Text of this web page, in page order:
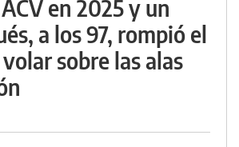
en 2025 y un
a los 97, rompió el
sobre las alas